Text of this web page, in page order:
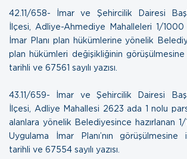
42.11/658- İmar ve Şehircilik Dairesi
İlçesi, Adliye-Ahmediye Mahalleleri 1/
İmar Planı plan hükümlerine yönelik
plan hükümleri değişikliğinin görüşülmesine
tarihli ve 67561 sayılı yazısı.
43.11/659- İmar ve Şehircilik Dairesi
İlçesi, Adliye Mahallesi 2623 ada 1 nolu
alanlara yönelik Belediyesince hazırlanan
Uygulama İmar Planı’nın görüşülmesine
tarihli ve 67554 sayılı yazısı.